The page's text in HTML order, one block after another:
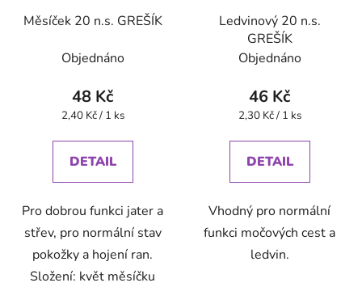
Měsíček 20 n.s. GREŠÍK
Objednáno
48 Kč
Měrná
2,40 Kč / 1 ks
DETAIL
Pro dobrou funkci jater a
střev, pro normální stav
pokožky a hojení ran.
Složení: květ měsíčku
Ledvinový 20 n.s.
GREŠÍK
Objednáno
46 Kč
Měrná
2,30 Kč / 1 ks
DETAIL
Vhodný pro normální
funkci močových cest a
ledvin.